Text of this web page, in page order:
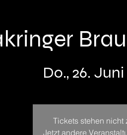
Do., 26. Juni
Tickets stehen nicht
Jetzt andere